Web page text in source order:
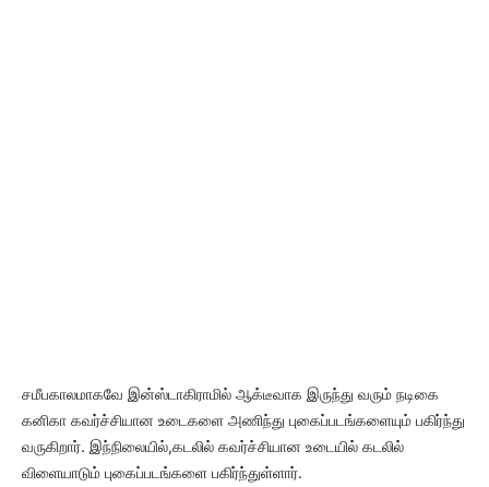
சமீபகாலமாகவே இன்ஸ்டாகிராமில் ஆக்டீவாக இருந்து வரும் நடிகை
கனிகா கவர்ச்சியான உடைகளை அணிந்து புகைப்படங்களையும் பகிர்ந்து
வருகிறார். இந்நிலையில்,கடலில் கவர்ச்சியான உடையில் கடலில்
விளையாடும் புகைப்படங்களை பகிர்ந்துள்ளார்.